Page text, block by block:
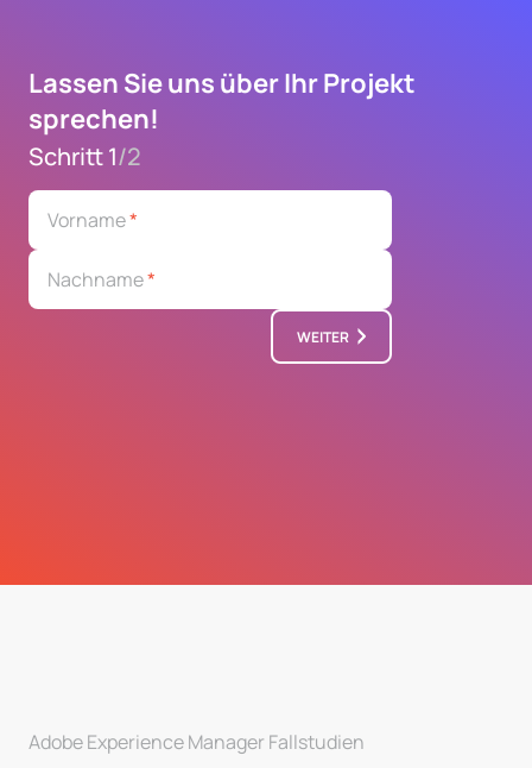
Lassen Sie uns über Ihr Projekt
sprechen!
Schritt 1/2
Vorname*
Nachname*
WEITER
Adobe Experience Manager Fallstudien